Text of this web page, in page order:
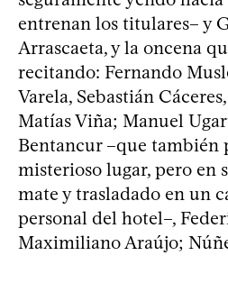
entrenan los titulares– y
Arrascaeta, y la oncena
recitando: Fernando
Varela, Sebastián
Matías Viña; Manuel
Bentancur –que también
misterioso lugar, pero en
mate y trasladado en un
personal del hotel–,
Maximiliano Araújo;